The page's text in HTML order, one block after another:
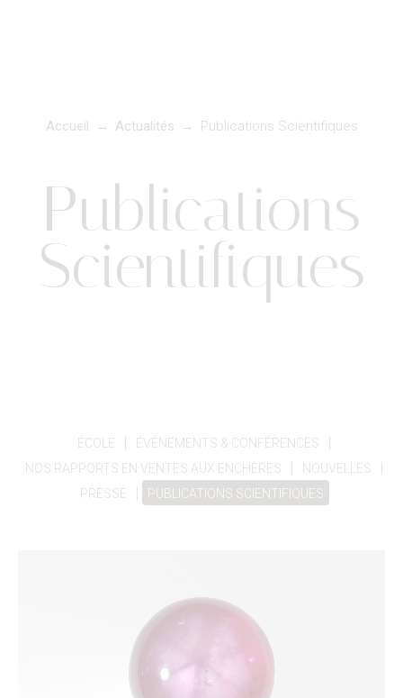
Accueil → Actualités → Publications Scientifiques
Publications
Scientifiques
ÉCOLE | ÉVÉNEMENTS & CONFÉRENCES |
NOS RAPPORTS EN VENTES AUX ENCHÈRES | NOUVELLES |
PRESSE | PUBLICATIONS SCIENTIFIQUES